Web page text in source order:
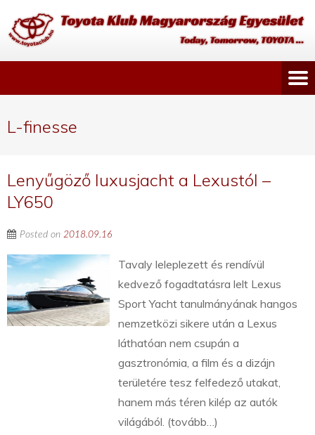
L-finesse
Lenyűgöző luxusjacht a Lexustól –
LY650
Posted on 2018.09.16
Tavaly leleplezett és rendívül
kedvező fogadtatásra lelt Lexus
Sport Yacht tanulmányának hangos
nemzetközi sikere után a Lexus
láthatóan nem csupán a
gasztronómia, a film és a dizájn
területére tesz felfedező utakat,
hanem más téren kilép az autók
világából. (tovább…)